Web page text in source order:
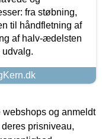
fra støbning,
til håndfletning af
af halv-ædelsten
udvalg.
og anmeldt
prisniveau,